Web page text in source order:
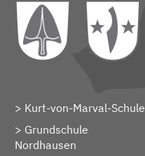
Kurt-von-Marval-Schule
Grundschule
Nordhausen